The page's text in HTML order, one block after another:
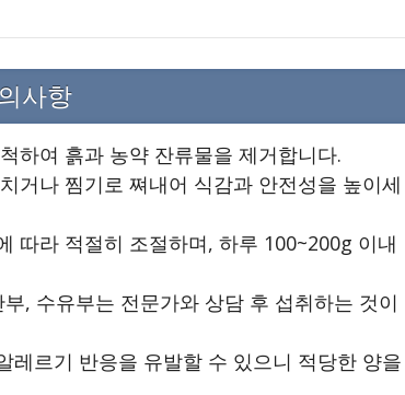
사항
하여 흙과 농약 잔류물을 제거합니다.
거나 찜기로 쪄내어 식감과 안전성을 높이세
따라 적절히 조절하며, 하루 100~200g 이내
, 수유부는 전문가와 상담 후 섭취하는 것이
레르기 반응을 유발할 수 있으니 적당한 양을